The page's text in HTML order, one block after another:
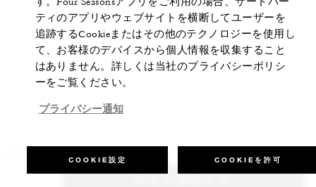
料金を確認する
ティのアプリやウェブサイトを横断してユーザーを
追跡するCookieまたはその他のテクノロジーを使用し
て、お客様のデバイスから個人情報を収集すること
はありません。詳しくは当社のプライバシーポリシ
ーをご覧ください。
プライバシー通知
COOKIE設定 COOKIEを許可